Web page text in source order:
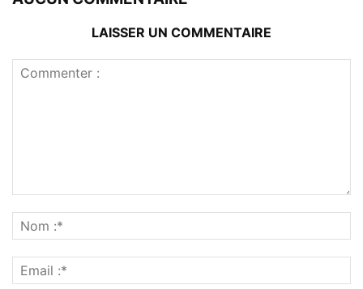
LAISSER UN COMMENTAIRE